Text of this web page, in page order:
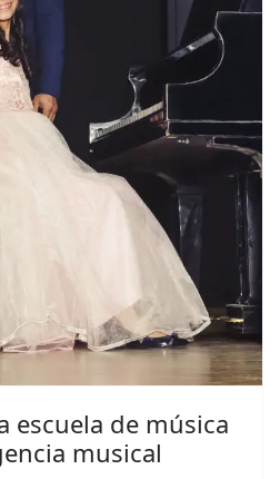
escuela de música
musical